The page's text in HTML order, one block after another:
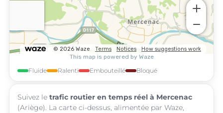
Fluide Ralenti Embouteillé Bloqué
Suivez le trafic routier en temps réel à Mercenac
(Ariège). La carte ci-dessus, alimentée par Waze,